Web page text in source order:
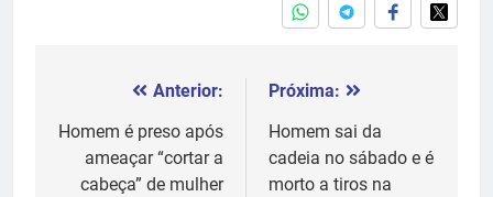
Navegação
de
Post
Anterior:
Homem é preso após
ameaçar “cortar a
cabeça” de mulher
Próxima:
Homem sai da
cadeia no sábado e é
morto a tiros na